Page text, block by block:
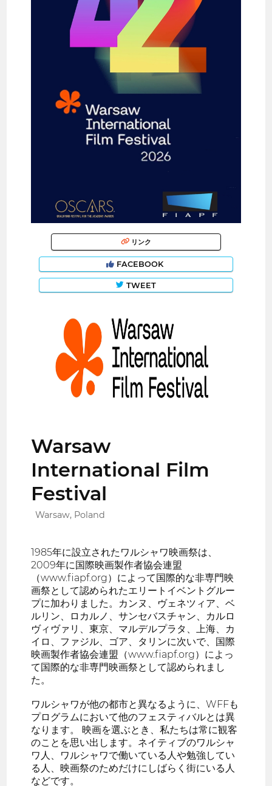
リンク
FACEBOOK
TWEET
Warsaw
International Film
Festival
Warsaw, Poland
1985年に設立されたワルシャワ映画祭は、
2009年に国際映画製作者協会連盟
（www.fiapf.org）によって国際的な非専門映
画祭として認められたエリートイベントグルー
プに加わりました。カンヌ、ヴェネツィア、ベ
ルリン、ロカルノ、サンセバスチャン、カルロ
ヴィヴァリ、東京、マルデルプラタ、上海、カ
イロ、ファジル、ゴア、タリンに次いで、国際
映画製作者協会連盟（www.fiapf.org）によっ
て国際的な非専門映画祭として認められまし
た。
ワルシャワが他の都市と異なるように、WFFも
プログラムにおいて他のフェスティバルとは異
なります。 映画を選ぶとき、私たちは常に観客
のことを思い出します。ネイティブのワルシャ
ワ人、ワルシャワで働いている人や勉強してい
る人、映画祭のためだけにしばらく街にいる人
などです。